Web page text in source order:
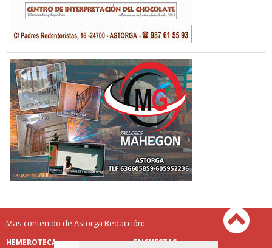
Mas contenido de Astorga Redacción:
HEMEROTECA ENCUESTAS